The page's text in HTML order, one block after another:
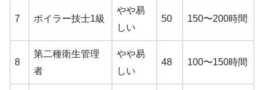
7 ボイラー技士1級
やや易
しい
50 150〜200時間
8
第二種衛生管理
者
やや易
しい
48 100〜150時間